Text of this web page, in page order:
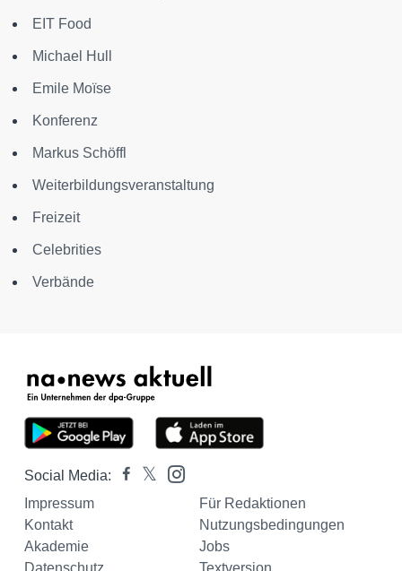
EIT Food
Michael Hull
Emile Moïse
Konferenz
Markus Schöffl
Weiterbildungsveranstaltung
Freizeit
Celebrities
Verbände
Social Media:
Impressum
Für Redaktionen
Kontakt
Nutzungsbedingungen
Akademie
Jobs
Datenschutz
Textversion